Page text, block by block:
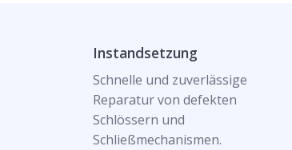
Instandsetzung
Schnelle und zuverlässige
Reparatur von defekten
Schlössern und
Schließmechanismen.